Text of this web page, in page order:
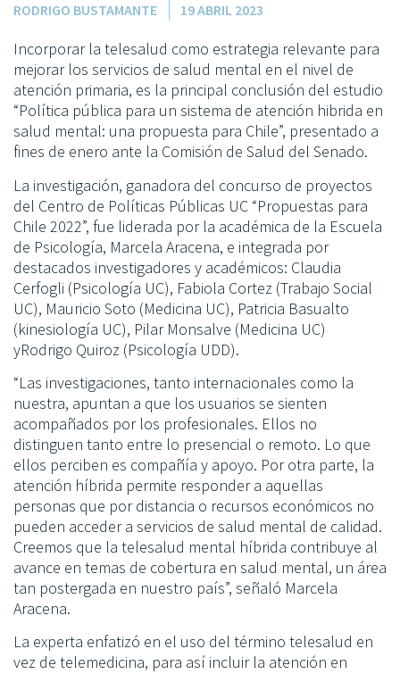
RODRIGO BUSTAMANTE 19 ABRIL 2023
Incorporar la telesalud como estrategia relevante para
mejorar los servicios de salud mental en el nivel de
atención primaria, es la principal conclusión del estudio
“Política pública para un sistema de atención hibrida en
salud mental: una propuesta para Chile”, presentado a
fines de enero ante la Comisión de Salud del Senado.
La investigación, ganadora del concurso de proyectos
del Centro de Políticas Públicas UC “Propuestas para
Chile 2022”, fue liderada por la académica de la Escuela
de Psicología, Marcela Aracena, e integrada por
destacados investigadores y académicos: Claudia
Cerfogli (Psicología UC), Fabiola Cortez (Trabajo Social
UC), Mauricio Soto (Medicina UC), Patricia Basualto
(kinesiología UC), Pilar Monsalve (Medicina UC)
yRodrigo Quiroz (Psicología UDD).
“Las investigaciones, tanto internacionales como la
nuestra, apuntan a que los usuarios se sienten
acompañados por los profesionales. Ellos no
distinguen tanto entre lo presencial o remoto. Lo que
ellos perciben es compañía y apoyo. Por otra parte, la
atención híbrida permite responder a aquellas
personas que por distancia o recursos económicos no
pueden acceder a servicios de salud mental de calidad.
Creemos que la telesalud mental híbrida contribuye al
avance en temas de cobertura en salud mental, un área
tan postergada en nuestro país”, señaló Marcela
Aracena.
La experta enfatizó en el uso del término telesalud en
vez de telemedicina, para así incluir la atención en